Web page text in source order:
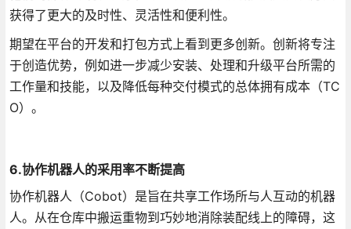
获得了更大的及时性、灵活性和便利性。
期望在平台的开发和打包方式上看到更多创新。创新将专注
于创造优势，例如进一步减少安装、处理和升级平台所需的
工作量和技能，以及降低每种交付模式的总体拥有成本（TC
O）。
6.协作机器人的采用率不断提高
协作机器人（Cobot）是旨在共享工作场所与人互动的机器
人。从在仓库中搬运重物到巧妙地消除装配线上的障碍，这